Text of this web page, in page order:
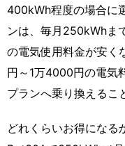
400kWh程度の場合に
ンは、毎月250kWhま
の電気使用料金が安く
円～1万4000円の電気
プランへ乗り換えるこ
どれくらいお得になる